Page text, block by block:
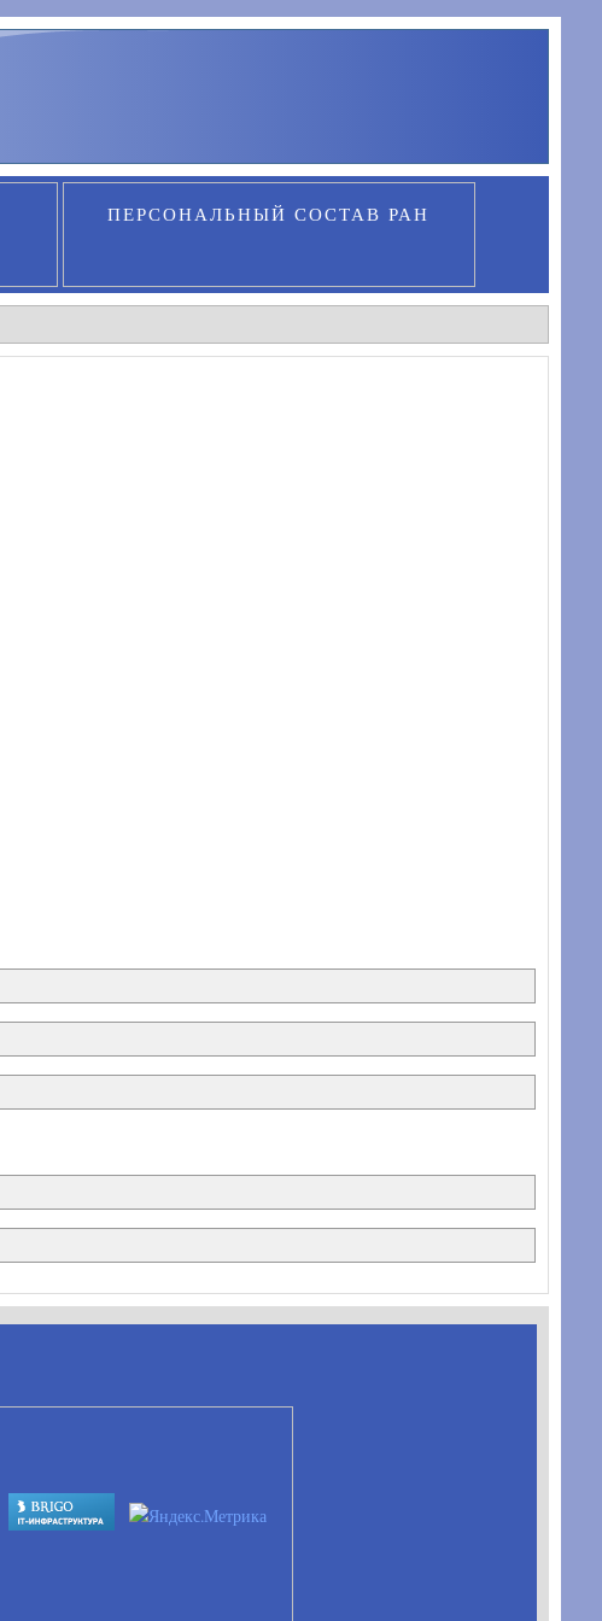
ПЕРСОНАЛЬНЫЙ СОСТАВ РАН